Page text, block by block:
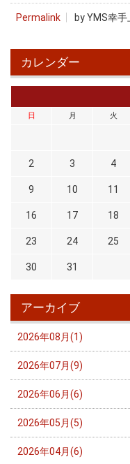
Permalink by YMS幸
カレンダー
日 月 火
2 3 4
9 10 11
16 17 18
23 24 25
30 31
アーカイブ
2026年08月(1)
2026年07月(9)
2026年06月(6)
2026年05月(5)
2026年04月(6)